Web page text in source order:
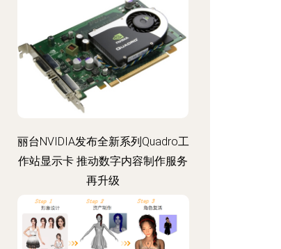
丽台NVIDIA发布全新系列Quadro工
作站显示卡 推动数字内容制作服务
再升级